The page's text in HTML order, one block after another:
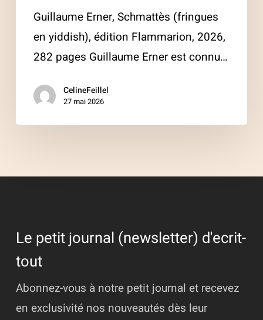
Guillaume Erner, Schmattès (fringues
en yiddish), édition Flammarion, 2026,
282 pages Guillaume Erner est connu…
CelineFeillel
27 mai 2026
Le petit journal (newsletter) d'ecrit-
tout
Abonnez-vous à notre petit journal et recevez
en exclusivité nos nouveautés dès leur